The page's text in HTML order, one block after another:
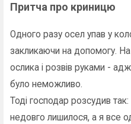
Притча про криницю
Одного разу осел упав у
закликаючи на допомогу. На
ослика і розвів руками -
було неможливо.
Тоді господар розсудив
недовго лишилося, а я все